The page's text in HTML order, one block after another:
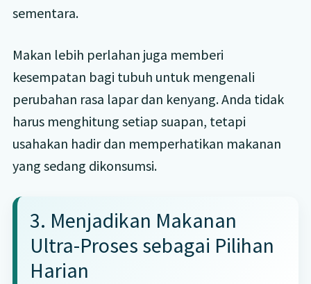
sementara.
Makan lebih perlahan juga memberi
kesempatan bagi tubuh untuk mengenali
perubahan rasa lapar dan kenyang. Anda tidak
harus menghitung setiap suapan, tetapi
usahakan hadir dan memperhatikan makanan
yang sedang dikonsumsi.
3. Menjadikan Makanan
Ultra-Proses sebagai Pilihan
Harian